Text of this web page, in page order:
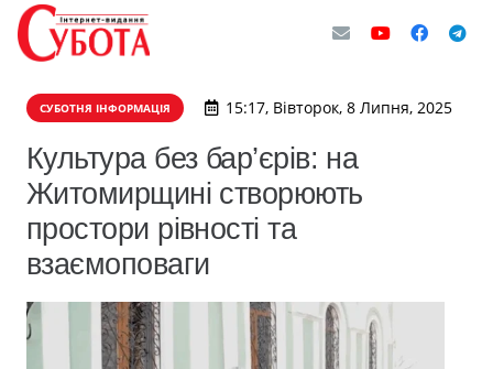
СУБОТНЯ ІНФОРМАЦІЯ 15:17, Вівторок, 8 Липня, 2025
Культура без бар’єрів: на
Житомирщині створюють
простори рівності та
взаємоповаги